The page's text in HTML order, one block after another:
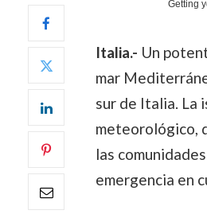
Getting
Italia.- Un
mar
sur de Italia. La
meteorológico,
las
emergencia en